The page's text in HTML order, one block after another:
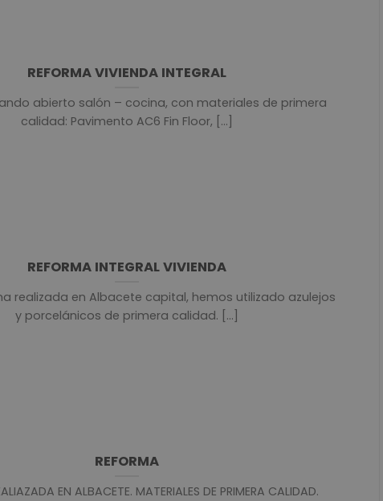
REFORMA VIVIENDA INTEGRAL
abierto salón – cocina, con materiales de primera
calidad: Pavimento AC6 Fin Floor, [...]
REFORMA INTEGRAL VIVIENDA
realizada en Albacete capital, hemos utilizado azulejos
y porcelánicos de primera calidad. [...]
REFORMA
EN ALBACETE. MATERIALES DE PRIMERA CALIDAD.